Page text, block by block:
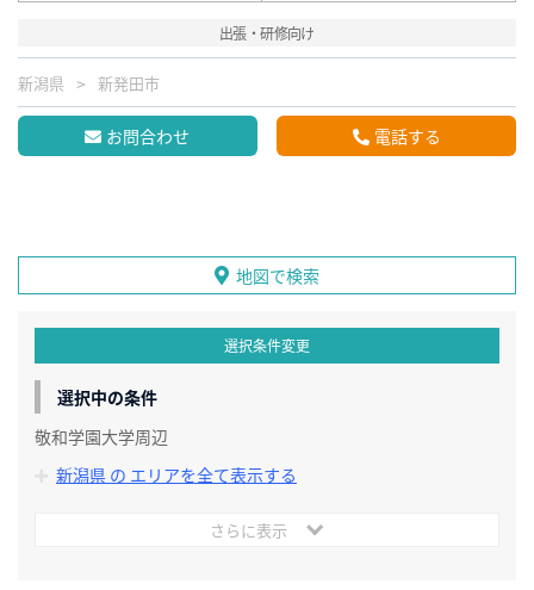
出張・研修向け
新潟県 新発田市
お問合わせ 電話する
地図で検索
選択条件変更
選択中の条件
敬和学園大学周辺
新潟県 の エリアを全て表示する
さらに表示